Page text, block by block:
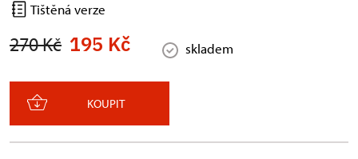
Tištěná verze
270 Kč 195 Kč skladem
KOUPIT